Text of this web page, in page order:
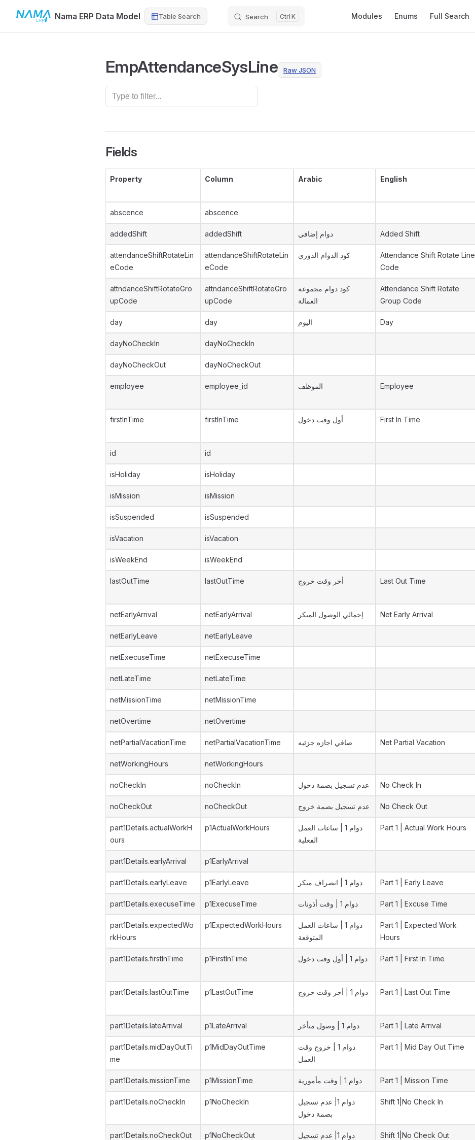
Skip to contentNama ERP Data Model Table Search Search K Modules Enums Full Search
EmpAttendanceSysLine Raw JSON
Fields
Property Column Arabic English
abscence abscence
addedShift addedShift دوام إضافي Added Shift
attendanceShiftRotateLin
eCode
attendanceShiftRotateLin
eCode
كود الدوام الدوري
Attendance Shift Rotate Line
Code
attndanceShiftRotateGro
upCode
attndanceShiftRotateGro
upCode
كود دوام مجموعة
العمالة
Attendance Shift Rotate
Group Code
day day اليوم Day
dayNoCheckIn dayNoCheckIn
dayNoCheckOut dayNoCheckOut
employee employee_id الموظف Employee
firstInTime firstInTime أول وقت دخول First In Time
id id
isHoliday isHoliday
isMission isMission
isSuspended isSuspended
isVacation isVacation
isWeekEnd isWeekEnd
lastOutTime lastOutTime أخر وقت خروج Last Out Time
netEarlyArrival netEarlyArrival إجمالي الوصول المبكر Net Early Arrival
netEarlyLeave netEarlyLeave
netExecuseTime netExecuseTime
netLateTime netLateTime
netMissionTime netMissionTime
netOvertime netOvertime
netPartialVacationTime netPartialVacationTime صافي اجازه جزئيه Net Partial Vacation
netWorkingHours netWorkingHours
noCheckIn noCheckIn عدم تسجيل بصمة دخول No Check In
noCheckOut noCheckOut عدم تسجيل بصمة خروج No Check Out
part1Details.actualWorkH
ours
p1ActualWorkHours
دوام 1 | ساعات العمل
الفعلية
Part 1 | Actual Work Hours
part1Details.earlyArrival p1EarlyArrival
part1Details.earlyLeave p1EarlyLeave دوام 1 | انصراف مبكر Part 1 | Early Leave
part1Details.execuseTime p1ExecuseTime دوام 1 | وقت أذونات Part 1 | Excuse Time
part1Details.expectedWo
rkHours
p1ExpectedWorkHours
دوام 1 | ساعات العمل
المتوقعة
Part 1 | Expected Work
Hours
part1Details.firstInTime p1FirstInTime دوام 1 | أول وقت دخول Part 1 | First In Time
part1Details.lastOutTime p1LastOutTime دوام 1 | أخر وقت خروج Part 1 | Last Out Time
part1Details.lateArrival p1LateArrival دوام 1 | وصول متأخر Part 1 | Late Arrival
part1Details.midDayOutTi
me
p1MidDayOutTime
دوام 1 | خروج وقت
العمل
Part 1 | Mid Day Out Time
part1Details.missionTime p1MissionTime دوام 1 | وقت مأمورية Part 1 | Mission Time
part1Details.noCheckIn p1NoCheckIn
دوام 1| عدم تسجيل
بصمة دخول
Shift 1|No Check In
part1Details.noCheckOut p1NoCheckOut
دوام 1| عدم تسجيل
Shift 1|No Check Out